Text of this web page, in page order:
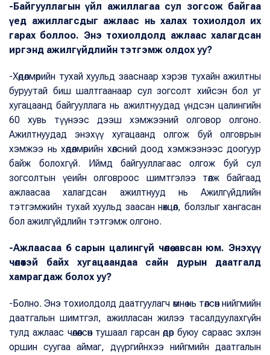
-Байгууллагын үйл ажиллагаа сул зогсож байгаа
үед ажиллагсдыг ажлаас нь халах тохиолдол их
гарах боллоо. Энэ тохиолдолд ажлаас халагдсан
иргэнд ажилгүйдлийн тэтгэмж олдох уу?
-Хөдөлмөрийн тухай хуульд зааснаар хэрэв тухайн ажилтны
буруутай биш шалтгаанаар сул зогсолт хийсэн бол уг
хугацаанд байгууллага нь ажилтнуудад үндсэн цалингийн
60 хувь түүнээс дээш хэмжээний олговор олгоно.
Ажилтнуудад энэхүү хугацаанд олгож буй олговрын
хэмжээ нь хөдөлмөрийн хөлсний доод хэмжээнээс доогуур
байж болохгүй. Иймд байгууллагаас олгож буй сул
зогсолтын үеийн олговроос шимтгэлээ төлж байгаад
ажлаасаа халагдсан ажилтнууд нь Ажилгүйдлийн
тэтгэмжийн тухай хуульд заасан нөхцөл, болзлыг хангасан
бол ажилгүйдлийн тэтгэмж олгоно.
-Ажлаасаа 6 сарын цалингүй чөлөө авсан юм. Энэхүү
чөлөөтэй байх хугацаандаа сайн дурын даатгалд
хамрагдаж болох уу?
-Болно. Энэ тохиолдолд даатгуулагч өмнө нь төлсөн нийгмийн
даатгалын шимтгэл, ажилласан жилээ тасалдуулахгүйн
тулд ажлаас чөлөөлсөн тушаал гарсан өдөр буюу сараас эхлэн
оршин суугаа аймаг, дүүргийнхээ нийгмийн даатгалын